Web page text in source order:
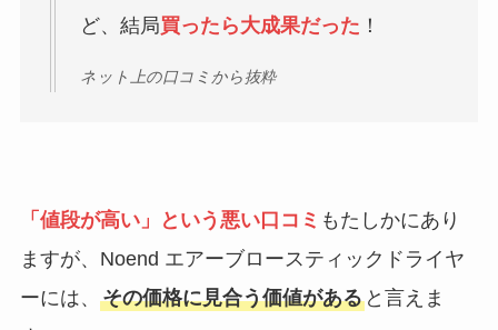
ど、結局買ったら大成果だった ！
ネット上の口コミから抜粋
「値段が高い」という悪い口コミ もたしかにあり
ますが、Noend エアーブロースティックドライヤ
ーには、 その価格に見合う価値があると言えま